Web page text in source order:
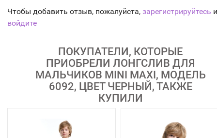
Чтобы добавить отзыв, пожалуйста, зарегистрируйтесь
войдите
ПОКУПАТЕЛИ, КОТОРЫЕ
ПРИОБРЕЛИ ЛОНГСЛИВ ДЛЯ
МАЛЬЧИКОВ MINI MAXI, МОДЕЛЬ
6092, ЦВЕТ ЧЕРНЫЙ, ТАКЖЕ
КУПИЛИ